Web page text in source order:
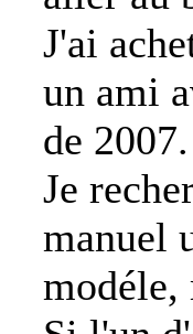
J'ai
un ami
de 2007.
Je
manuel
modéle,